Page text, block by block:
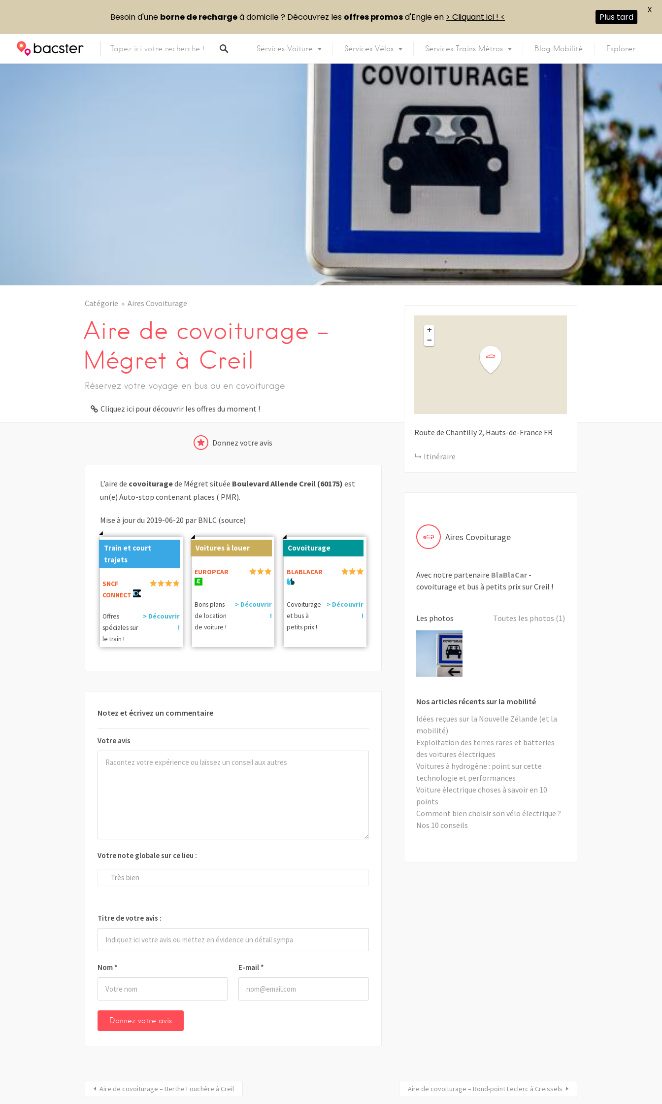
Services Voiture Services Vélos Services Trains Métros Blog Mobilité Explorer
Catégorie Aires Covoiturage
Aire de covoiturage –
Mégret à Creil
Réservez votre voyage en bus ou en covoiturage
Cliquez ici pour découvrir les offres du moment !
Donnez votre avis
L’aire de covoituragede Mégret située Boulevard Allende Creil (60175) est
un(e) Auto-stop contenant places ( PMR).
Mise à jour du 2019-06-20 par BNLC (source)
Train et court
trajets
SNCF
CONNECT
Offres
spéciales sur
le train !
> Découvrir
!
Voitures à louer
EUROPCAR
Bons plans
de location
de voiture !
> Découvrir
!
Covoiturage
BLABLACAR
Covoiturage
et bus à
petits prix !
> Découvrir
!
Notez et écrivez un commentaire
Votre avis
Nom * E-mail *
Votre note globale sur ce lieu :
Très bien
Titre de votre avis :
+
−
Route de Chantilly 2 Hauts-de-France FR
Itinéraire
Aires Covoiturage
Avec notre partenaire BlaBlaCar-
covoiturage et bus à petits prix sur Creil !
Les photos Toutes les photos (1)
Nos articles récents sur la mobilité
Idées reçues sur la Nouvelle Zélande (et la
mobilité)
Exploitation des terres rares et batteries
des voitures électriques
Voitures à hydrogène : point sur cette
technologie et performances
Voiture électrique choses à savoir en 10
points
Comment bien choisir son vélo électrique ?
Nos 10 conseils
Aire de covoiturage – Berthe Fouchère à Creil Aire de covoiturage – Rond-point Leclerc à Creissels
Besoin d'une borne de rechargeà domicile ? Découvrez les offres promosd'Engie en > Cliquant ici ! < Plus tard
X